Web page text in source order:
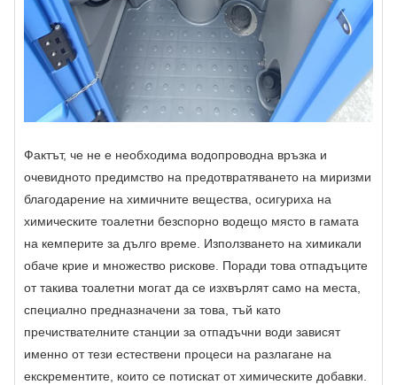
Фактът, че не е необходима водопроводна връзка и
очевидното предимство на предотвратяването на миризми
благодарение на химичните вещества, осигуриха на
химическите тоалетни безспорно водещо място в гамата
на кемперите за дълго време. Използването на химикали
обаче крие и множество рискове. Поради това отпадъците
от такива тоалетни могат да се изхвърлят само на места,
специално предназначени за това, тъй като
пречиствателните станции за отпадъчни води зависят
именно от тези естествени процеси на разлагане на
екскрементите, които се потискат от химическите добавки.